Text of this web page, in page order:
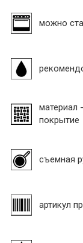
можно
материал
покрытие
съемная
артикул